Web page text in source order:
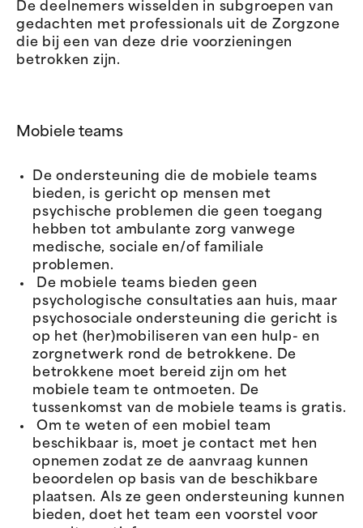
De deelnemers wisselden in subgroepen van
gedachten met professionals uit de Zorgzone
die bij een van deze drie voorzieningen
betrokken zijn.
Mobiele teams
De ondersteuning die de mobiele teams
bieden, is gericht op mensen met
psychische problemen die geen toegang
hebben tot ambulante zorg vanwege
medische, sociale en/of familiale
problemen.
De mobiele teams bieden geen
psychologische consultaties aan huis, maar
psychosociale ondersteuning die gericht is
op het (her)mobiliseren van een hulp- en
zorgnetwerk rond de betrokkene. De
betrokkene moet bereid zijn om het
mobiele team te ontmoeten. De
tussenkomst van de mobiele teams is gratis.
Om te weten of een mobiel team
beschikbaar is, moet je contact met hen
opnemen zodat ze de aanvraag kunnen
beoordelen op basis van de beschikbare
plaatsen. Als ze geen ondersteuning kunnen
bieden, doet het team een voorstel voor